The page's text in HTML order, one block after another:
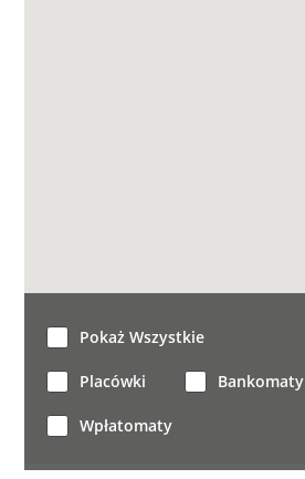
Pokaż Wszystkie
Placówki Bankomaty
Wpłatomaty